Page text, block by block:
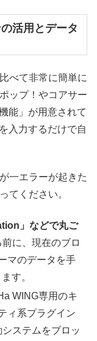
活用とデータ
べて非常に簡単に
ップ！やコアサー
能」が用意されて
入力するだけで自
一エラーが起きた
てください。
」などで丸ご
に、現在のブロ
マのデータを手
す。
WING専用のキ
ィ系プラグイン
システムをブロッ